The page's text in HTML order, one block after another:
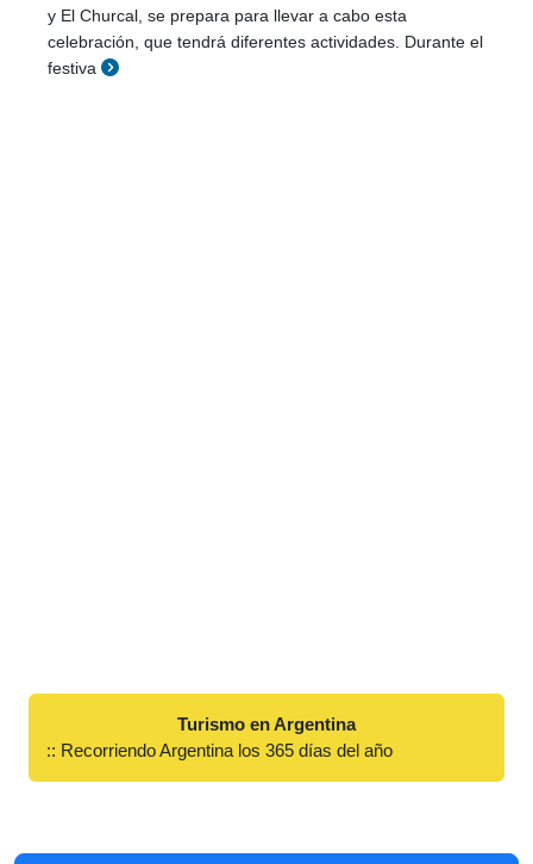
y El Churcal, se prepara para llevar a cabo esta
celebración, que tendrá diferentes actividades. Durante el
festiva
Turismo en Argentina
:: Recorriendo Argentina los 365 días del año